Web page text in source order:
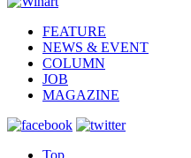
FEATURE
NEWS & EVENT
COLUMN
JOB
MAGAZINE
Top